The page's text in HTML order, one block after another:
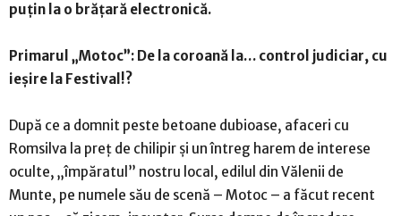
puțin la o brățară electronică.
Primarul „Motoc”: De la coroană la… control judiciar, cu
ieșire la Festival!?
După ce a domnit peste betoane dubioase, afaceri cu
Romsilva la preț de chilipir și un întreg harem de interese
oculte, „împăratul” nostru local, edilul din Vălenii de
Munte, pe numele său de scenă – Motoc – a făcut recent